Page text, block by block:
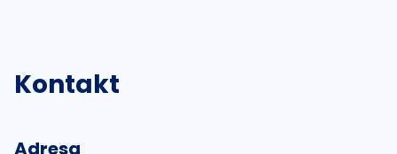
Kontakt
Adresa